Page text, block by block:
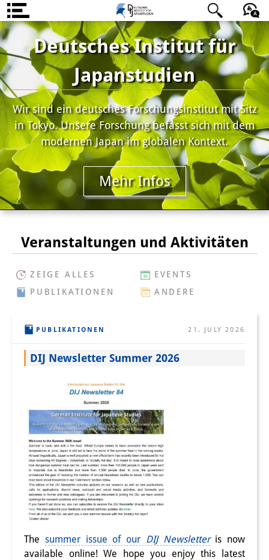
Über uns
Institut
Team
Institutsleitung
Forschungsteam
Publikationen &
Wissenschaftskommunikation
Forschungsservice
GastwissenschaftlerInnen
PraktikantInnen
Forschung
Forschungsüberblick
Forschungsfeld:
Nachhaltigkeit in Japan
Forschungsfeld:
Digitale Transformation
Forschungsfeld:
Japan transregional
Wissensproduktion und
日本語 English Deutsch
Deutsches Institut für
Japanstudien
Wir sind ein deutsches Forschungsinstitut mit Sitz
in Tokyo. Unsere Forschung befasst sich mit dem
modernen Japan im globalen Kontext.
Mehr Infos
Veranstaltungen und Aktivitäten
ZEIGE ALLES
EVENTS
PUBLIKATIONEN
ANDERE
PUBLIKATIONEN 21. JULY 2026
DIJ Newsletter Summer 2026
The summer issue of our DIJ Newsletteris now
available online! We hope you enjoy this latest